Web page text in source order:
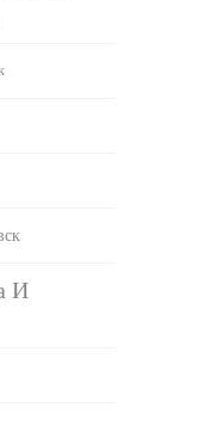
И